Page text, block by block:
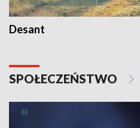
Desant
SPOŁECZEŃSTWO